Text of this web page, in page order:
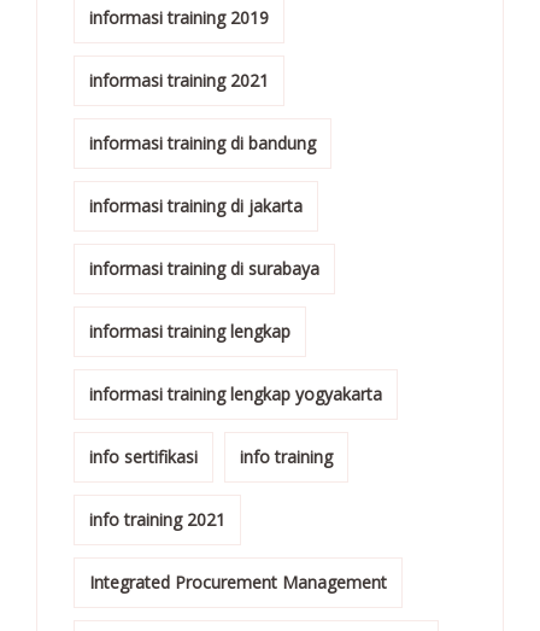
informasi training 2019
informasi training 2021
informasi training di bandung
informasi training di jakarta
informasi training di surabaya
informasi training lengkap
informasi training lengkap yogyakarta
info sertifikasi info training
info training 2021
Integrated Procurement Management